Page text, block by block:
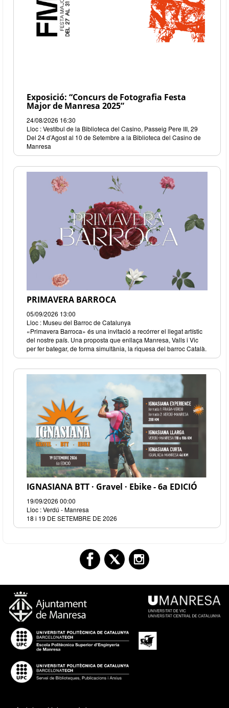
Exposició: “Concurs de Fotografia Festa
Major de Manresa 2025”
24/08/2026 16:30
Lloc : Vestíbul de la Biblioteca del Casino, Passeig Pere III, 29
Del 24 d’Agost al 10 de Setembre a la Biblioteca del Casino de
Manresa
PRIMAVERA BARROCA
05/09/2026 13:00
Lloc : Museu del Barroc de Catalunya
«Primavera Barroca» és una invitació a recórrer el llegat artístic
del nostre país. Una proposta que enllaça Manresa, Valls i Vic
per fer bategar, de forma simultània, la riquesa del barroc Català.
IGNASIANA BTT · Gravel · Ebike - 6a EDICIÓ
19/09/2026 00:00
Lloc : Verdú - Manresa
18 i 19 DE SETEMBRE DE 2026